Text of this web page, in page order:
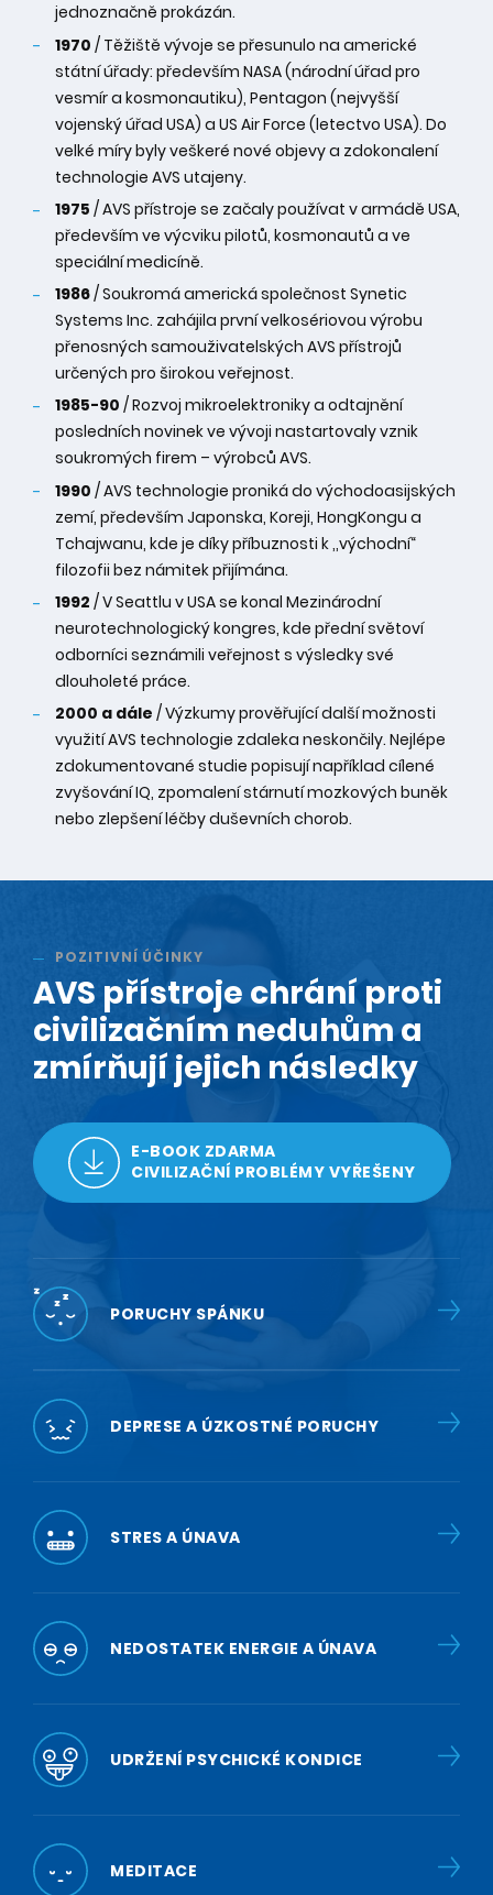
jednoznačně prokázán.
1970 / Těžiště vývoje se přesunulo na americké
státní úřady: především NASA (národní úřad pro
vesmír a kosmonautiku), Pentagon (nejvyšší
vojenský úřad USA) a US Air Force (letectvo USA). Do
velké míry byly veškeré nové objevy a zdokonalení
technologie AVS utajeny.
1975 / AVS přístroje se začaly používat v armádě USA,
především ve výcviku pilotů, kosmonautů a ve
speciální medicíně.
1986/ Soukromá americká společnost Synetic
Systems Inc. zahájila první velkosériovou výrobu
přenosných samouživatelských AVS přístrojů
určených pro širokou veřejnost.
1985-90 / Rozvoj mikroelektroniky a odtajnění
posledních novinek ve vývoji nastartovaly vznik
soukromých firem – výrobců AVS.
1990 / AVS technologie proniká do východoasijských
zemí, především Japonska, Koreji, HongKongu a
Tchajwanu, kde je díky příbuznosti k ,,východní“
filozofii bez námitek přijímána.
1992 / V Seattlu v USA se konal Mezinárodní
neurotechnologický kongres, kde přední světoví
odborníci seznámili veřejnost s výsledky své
dlouholeté práce.
2000 a dále / Výzkumy prověřující další možnosti
využití AVS technologie zdaleka neskončily. Nejlépe
zdokumentované studie popisují například cílené
zvyšování IQ, zpomalení stárnutí mozkových buněk
nebo zlepšení léčby duševních chorob.
POZITIVNÍ ÚČINKY
AVS přístroje chrání proti
civilizačním neduhům a
zmírňují jejich následky
E-BOOK ZDARMA
CIVILIZAČNÍ PROBLÉMY VYŘEŠENY
PORUCHY SPÁNKU
DEPRESE A ÚZKOSTNÉ PORUCHY
STRES A ÚNAVA
NEDOSTATEK ENERGIE A ÚNAVA
UDRŽENÍ PSYCHICKÉ KONDICE
MEDITACE